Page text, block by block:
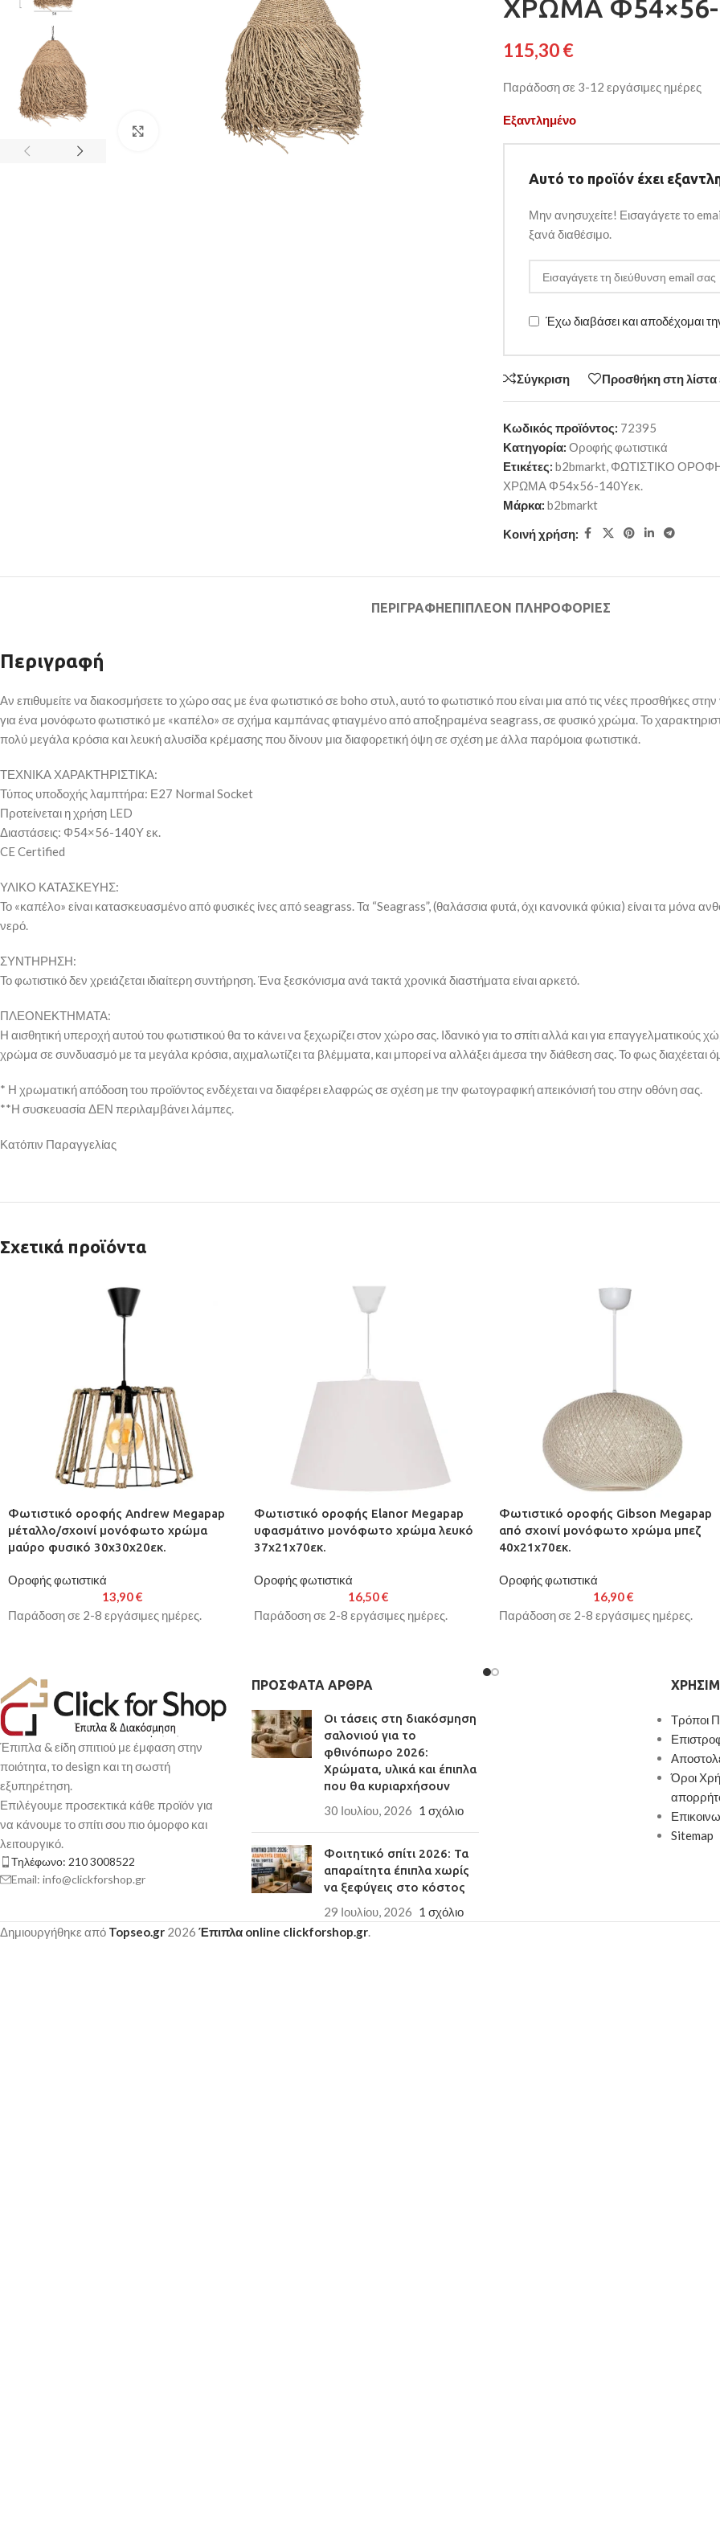
Κάντε κλικ για μεγέθυνση
ΧΡΩΜΑ Φ54×56-
115,30€
Παράδοση σε 3-12 εργάσιμες ημέρες
Εξαντλημένο
Αυτό το προϊόν έχει
Μην ανησυχείτε! Εισαγάγετε το
ξανά διαθέσιμο.
Έχω διαβάσει και αποδέχομαι
Σύγκριση Προσθήκη στη λίστα
Κωδικός προϊόντος: 72395
Κατηγορία: Οροφής φωτιστικά
Ετικέτες: b2bmarkt, ΦΩΤΙΣΤΙΚΟ
ΧΡΩΜΑ Φ54x56-140Υεκ.
Μάρκα: b2bmarkt
Κοινή χρήση:
ΠΕΡΙΓΡΑΦΉΕΠΙΠΛΈΟΝ ΠΛΗΡΟΦΟΡΊΕΣ
Περιγραφή
Αν επιθυμείτε να διακοσμήσετε το χώρο σας με ένα φωτιστικό σε boho στυλ, αυτό το φωτιστικό που είναι μια από τις νέες προσθήκες
για ένα μονόφωτο φωτιστικό με «καπέλο» σε σχήμα καμπάνας φτιαγμένο από αποξηραμένα seagrass, σε φυσικό χρώμα. Το
πολύ μεγάλα κρόσια και λευκή αλυσίδα κρέμασης που δίνουν μια διαφορετική όψη σε σχέση με άλλα παρόμοια φωτιστικά.
ΤΕΧΝΙΚΑ ΧΑΡΑΚΤΗΡΙΣΤΙΚΑ:
Τύπος υποδοχής λαμπτήρα: Ε27 Normal Socket
Προτείνεται η χρήση LED
Διαστάσεις: Φ54×56-140Υ εκ.
CE Certified
ΥΛΙΚΟ ΚΑΤΑΣΚΕΥΗΣ:
Το «καπέλο» είναι κατασκευασμένο από φυσικές ίνες από seagrass. Τα “Seagrass”, (θαλάσσια φυτά, όχι κανονικά φύκια) είναι τα
νερό.
ΣΥΝΤΗΡΗΣΗ:
Το φωτιστικό δεν χρειάζεται ιδιαίτερη συντήρηση. Ένα ξεσκόνισμα ανά τακτά χρονικά διαστήματα είναι αρκετό.
ΠΛΕΟΝΕΚΤΗΜΑΤΑ:
Η αισθητική υπεροχή αυτού του φωτιστικού θα το κάνει να ξεχωρίζει στον χώρο σας. Ιδανικό για το σπίτι αλλά και για επαγγελματικούς
χρώμα σε συνδυασμό με τα μεγάλα κρόσια, αιχμαλωτίζει τα βλέμματα, και μπορεί να αλλάξει άμεσα την διάθεση σας. Το φως
* Η χρωματική απόδοση του προϊόντος ενδέχεται να διαφέρει ελαφρώς σε σχέση με την φωτογραφική απεικόνισή του στην οθόνη σας.
**Η συσκευασία ΔΕΝ περιλαμβάνει λάμπες.
Κατόπιν Παραγγελίας
Σχετικά προϊόντα
Φωτιστικό οροφής Andrew Megapap
μέταλλο/σχοινί μονόφωτο χρώμα
μαύρο φυσικό 30x30x20εκ.
Οροφής φωτιστικά
13,90€
Παράδοση σε 2-8 εργάσιμες ημέρες.
Φωτιστικό οροφής Elanor Megapap
υφασμάτινο μονόφωτο χρώμα λευκό
37x21x70εκ.
Οροφής φωτιστικά
16,50€
Παράδοση σε 2-8 εργάσιμες ημέρες.
Φωτιστικό οροφής Gibson Megapap
από σχοινί μονόφωτο χρώμα μπεζ
40x21x70εκ.
Οροφής φωτιστικά
16,90€
Παράδοση σε 2-8 εργάσιμες ημέρες.
Έπιπλα & είδη σπιτιού με έμφαση στην
ποιότητα, το design και τη σωστή
εξυπηρέτηση.
Επιλέγουμε προσεκτικά κάθε προϊόν για
να κάνουμε το σπίτι σου πιο όμορφο και
λειτουργικό.
Τηλέφωνο: 210 3008522
Email: info@clickforshop.gr
ΠΡΌΣΦΑΤΑ ΆΡΘΡΑ
Οι τάσεις στη διακόσμηση
σαλονιού για το
φθινόπωρο 2026:
Χρώματα, υλικά και έπιπλα
που θα κυριαρχήσουν
30 Ιουλίου, 2026 1 σχόλιο
Φοιτητικό σπίτι 2026: Τα
απαραίτητα έπιπλα χωρίς
να ξεφύγεις στο κόστος
29 Ιουλίου, 2026 1 σχόλιο
Τρόποι
Όροι
Sitemap
Δημιουργήθηκε από Topseo.gr 2026 Έπιπλα online clickforshop.gr.